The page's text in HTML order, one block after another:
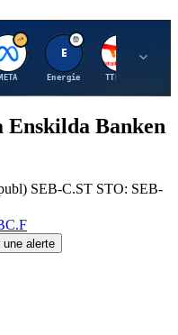
M
META
E
Energie
T
TTE.PA
Enskilda Banken
SEB-C.ST STO: SEB-
une alerte